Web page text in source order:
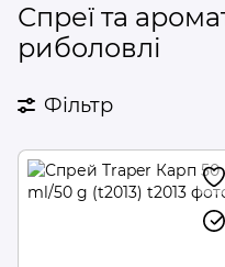
Спреї та
риболовлі
Фільтр